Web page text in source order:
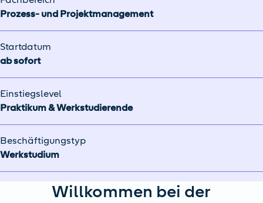
Prozess- und Projektmanagement
Startdatum
ab sofort
Einstiegslevel
Praktikum & Werkstudierende
Beschäftigungstyp
Werkstudium
Willkommen bei der